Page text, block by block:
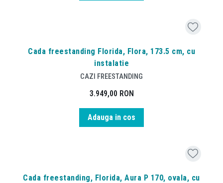
Cada freestanding Florida, Flora, 173.5 cm, cu
instalatie
CAZI FREESTANDING
3.949,00 RON
Adauga in cos
Cada freestanding, Florida, Aura P 170, ovala, cu